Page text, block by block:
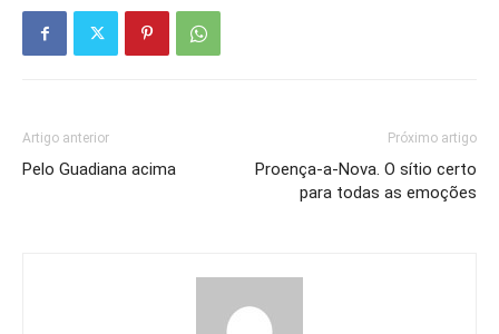
Artigo anterior
Pelo Guadiana acima
Próximo artigo
Proença-a-Nova. O sítio certo
para todas as emoções